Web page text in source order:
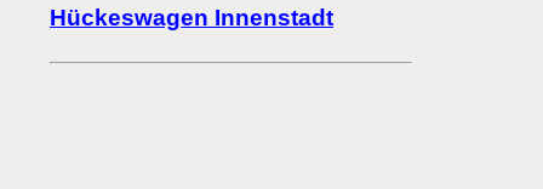
Hückeswagen Innenstadt